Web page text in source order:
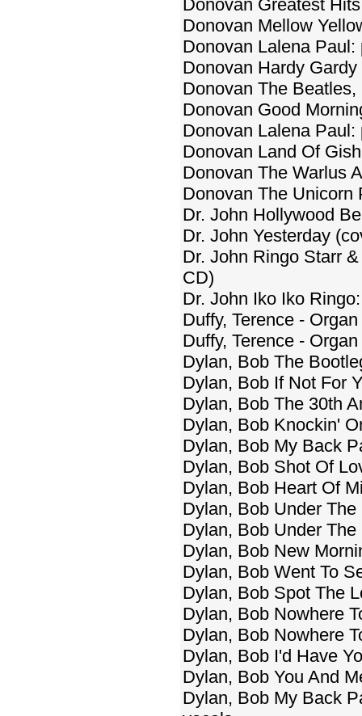
Donovan Greatest Hits
Donovan Mellow
Donovan Lalena Paul:
Donovan Hardy
Donovan The
Donovan Good
Donovan Lalena
Donovan Land Of
Donovan The Warlus
Donovan The Unicorn
Dr. John Hollywood
Dr. John Yesterday
Dr. John Ringo Starr
CD)
Dr. John Iko Iko
Duffy, Terence -
Duffy, Terence -
Dylan, Bob The
Dylan, Bob If Not For
Dylan, Bob The 30th
Dylan, Bob Knockin'
Dylan, Bob My Back
Dylan, Bob Shot Of
Dylan, Bob Heart Of
Dylan, Bob Under
Dylan, Bob Under
Dylan, Bob New
Dylan, Bob Went To
Dylan, Bob Spot The
Dylan, Bob Nowhere
Dylan, Bob Nowhere
Dylan, Bob I'd Have
Dylan, Bob You And
Dylan, Bob My Back